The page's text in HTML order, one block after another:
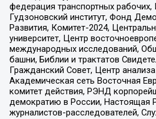
федерация транспортных
Гудзоновский институт, Фонд
Развития, Комитет-2024,
университет, Центр
международных исследований,
башни, Библии и трактатов
Гражданский Совет, Центр
Академическая сеть Восточная
комитет действия, РЭНД
демократию в России, Настоящая
журналистов-расследователей,